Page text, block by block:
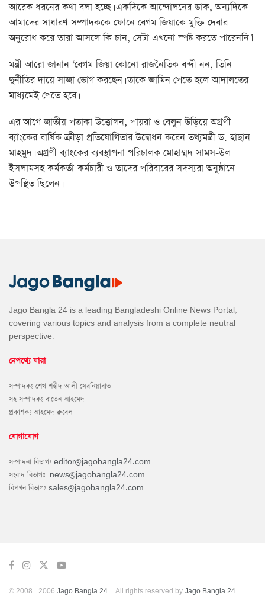
আরেক ধরনের কথা বলা হচ্ছে। একদিকে আন্দোলনের ডাক, অন্যদিকে
আমাদের সাধারণ সম্পাদককে ফোনে বেগম জিয়াকে মুক্তি দেবার
অনুরোধ করে তারা আসলে কি চান, সেটা এখনো স্পষ্ট করতে পারেননি।’
মন্ত্রী আরো জানান ‘বেগম জিয়া কোনো রাজনৈতিক বন্দী নন, তিনি
দুর্নীতির দায়ে সাজা ভোগ করছেন। তাকে জামিন পেতে হলে আদালতের
মাধ্যমেই পেতে হবে।
এর আগে জাতীয় পতাকা উত্তোলন, পায়রা ও বেলুন উড়িয়ে অগ্রণী
ব্যাংকের বার্ষিক ক্রীড়া প্রতিযোগিতার উদ্বোধন করেন তথ্যমন্ত্রী ড. হাছান
মাহমুদ। অগ্রণী ব্যাংকের ব্যবস্থাপনা পরিচালক মোহাম্মদ সামস-উল
ইসলামসহ কর্মকর্তা-কর্মচারী ও তাদের পরিবারের সদস্যরা অনুষ্ঠানে
উপস্থিত ছিলেন।
Jago Bangla 24 is a leading Bangladeshi Online News Portal,
covering various topics and analysis from a complete neutral
perspective.
নেপথ্যে যারা
সম্পাদকঃ শেখ শহীদ আলী সেরনিয়াবাত
সহ সম্পাদকঃ বাতেন আহমেদ
প্রকাশকঃ আহমেদ রুবেল
যোগাযোগ
সম্পাদনা বিভাগঃ editor@jagobangla24.com
সংবাদ বিভাগঃ news@jagobangla24.com
বিপণন বিভাগঃ sales@jagobangla24.com
© 2008 - 2006 Jago Bangla 24. - All rights reserved by Jago Bangla 24..